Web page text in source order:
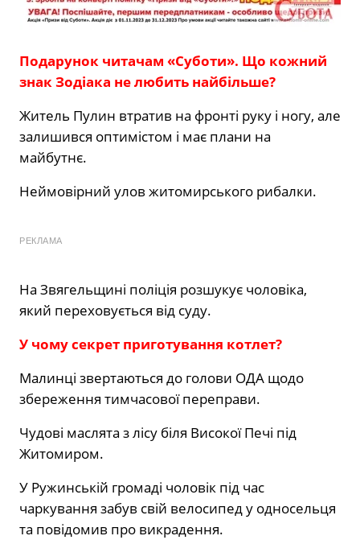
Подарунок читачам «Суботи». Що кожний
знак Зодіака не любить найбільше?
Житель Пулин втратив на фронті руку і ногу, але
залишився оптимістом і має плани на
майбутнє.
Неймовірний улов житомирського рибалки.
РЕКЛАМА
На Звягельщині поліція розшукує чоловіка,
який переховується від суду.
У чому секрет приготування котлет?
Малинці звертаються до голови ОДА щодо
збереження тимчасової переправи.
Чудові маслята з лісу біля Високої Печі під
Житомиром.
У Ружинській громаді чоловік під час
чаркування забув свій велосипед у односельця
та повідомив про викрадення.